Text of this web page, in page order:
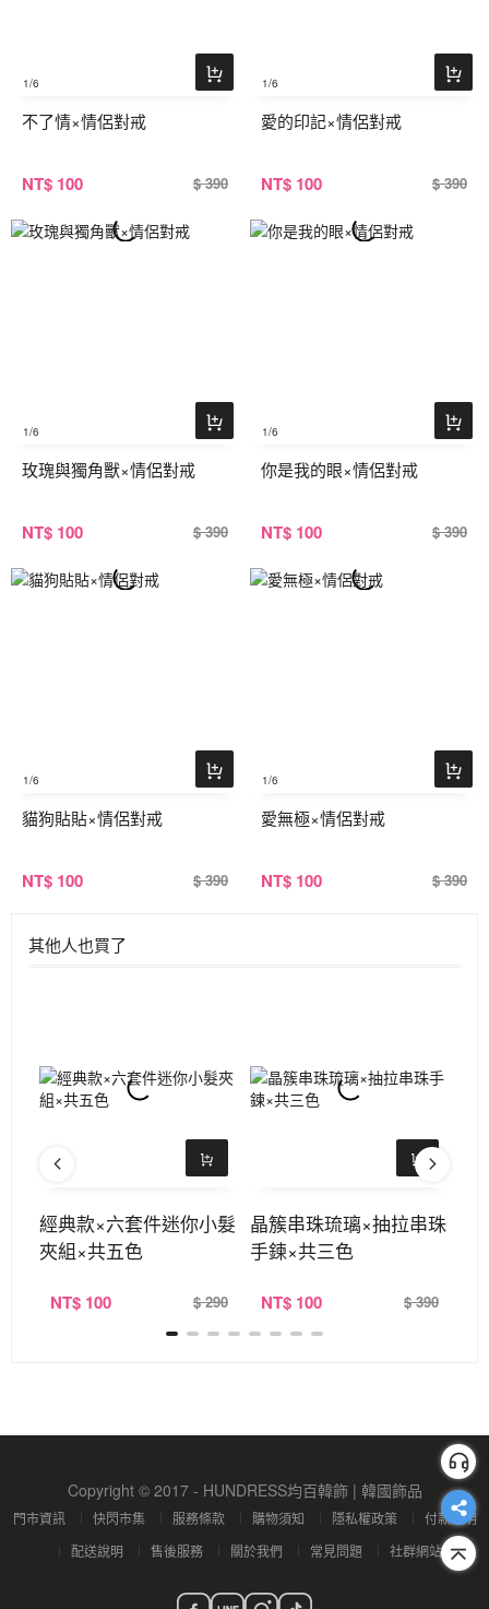
1/6
不了情×情侶對戒
NT$ 100 $ 390
1/6
愛的印記×情侶對戒
NT$ 100 $ 390
1/6
玫瑰與獨角獸×情侶對戒
NT$ 100 $ 390
1/6
你是我的眼×情侶對戒
NT$ 100 $ 390
1/6
貓狗貼貼×情侶對戒
NT$ 100 $ 390
1/6
愛無極×情侶對戒
NT$ 100 $ 390
其他人也買了
經典款×六套件迷你小髮
夾組×共五色
NT$ 100 $ 290
晶簇串珠琉璃×抽拉串珠
手鍊×共三色
NT$ 100 $ 390
Copyright © 2017 - HUNDRESS均百韓飾 | 韓國飾品
門市資訊 快閃市集 服務條款 購物須知 隱私權政策
付款說明
配送說明
售後服務 關於我們 常見問題 社群網站